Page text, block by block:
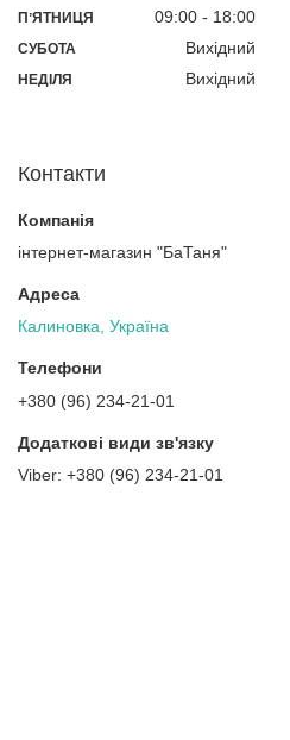
ПʼЯТНИЦЯ 09:00 18:00
СУБОТА Вихідний
НЕДІЛЯ Вихідний
Контакти
інтернет-магазин "БаТаня"
Калиновка, Україна
+380 (96) 234-21-01
+380 (96) 234-21-01